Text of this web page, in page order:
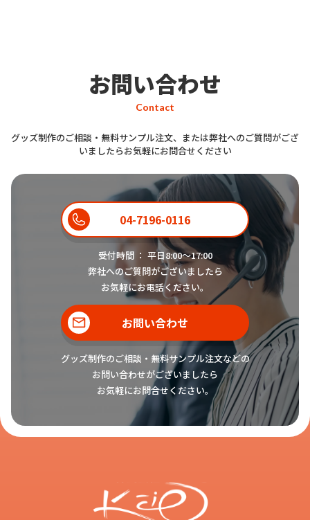
お問い合わせ
Contact
グッズ制作のご相談・無料サンプル注文、または弊社へのご質問がござ
いましたらお気軽にお問合せください
04-7196-0116
受付時間 ： 平日8:00〜17:00
弊社へのご質問がございましたら
お気軽にお電話ください。
お問い合わせ
グッズ制作のご相談・無料サンプル注文などの
お問い合わせがございましたら
お気軽にお問合せください。